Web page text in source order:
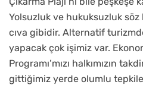
Yolsuzluk ve hukuksuzluk
cıva gibidir. Alternatif
yapacak çok işimiz var.
Programı’mızı halkımızın
gittiğimiz yerde olumlu